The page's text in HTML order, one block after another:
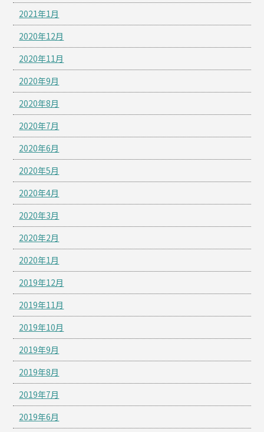
2021年1月
2020年12月
2020年11月
2020年9月
2020年8月
2020年7月
2020年6月
2020年5月
2020年4月
2020年3月
2020年2月
2020年1月
2019年12月
2019年11月
2019年10月
2019年9月
2019年8月
2019年7月
2019年6月